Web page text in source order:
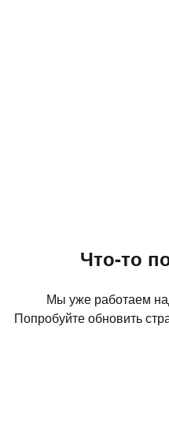
Что-то
Мы уже работаем
Попробуйте обновить